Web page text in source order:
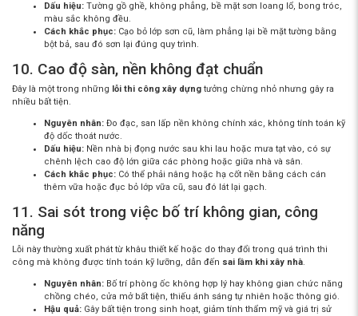
Dấu hiệu: Tường gồ ghề, không phẳng, bề mặt sơn loang lổ, bong tróc,
màu sắc không đều.
Cách khắc phục: Cạo bỏ lớp sơn cũ, làm phẳng lại bề mặt tường bằng
bột bả, sau đó sơn lại đúng quy trình.
10. Cao độ sàn, nền không đạt chuẩn
Đây là một trong những lỗi thi công xây dựng tưởng chừng nhỏ nhưng gây ra
nhiều bất tiện.
Nguyên nhân: Đo đạc, san lấp nền không chính xác, không tính toán kỹ
độ dốc thoát nước.
Dấu hiệu: Nền nhà bị đọng nước sau khi lau hoặc mưa tạt vào, có sự
chênh lệch cao độ lớn giữa các phòng hoặc giữa nhà và sân.
Cách khắc phục: Có thể phải nâng hoặc hạ cốt nền bằng cách cán
thêm vữa hoặc đục bỏ lớp vữa cũ, sau đó lát lại gạch.
11. Sai sót trong việc bố trí không gian, công
năng
Lỗi này thường xuất phát từ khâu thiết kế hoặc do thay đổi trong quá trình thi
công mà không được tính toán kỹ lưỡng, dẫn đến sai lầm khi xây nhà.
Nguyên nhân: Bố trí phòng ốc không hợp lý hay không gian chức năng
chồng chéo, cửa mở bất tiện, thiếu ánh sáng tự nhiên hoặc thông gió.
Hậu quả: Gây bất tiện trong sinh hoạt, giảm tính thẩm mỹ và giá trị sử